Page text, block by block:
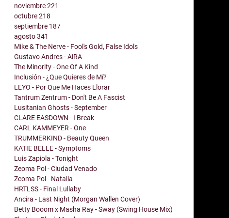
noviembre221
octubre218
septiembre 187
agosto341
Mike & The Nerve - Fool's Gold, False Idols
Gustavo Andres - AiRA
The Minority - One Of A Kind
Inclusión - ¿Que Quieres de Mí?
LEYO - Por Que Me Haces Llorar
Tantrum Zentrum - Don't Be A Fascist
Lusitanian Ghosts - September
CLARE EASDOWN - I Break
CARL KAMMEYER - One
TRUMMERKIND - Beauty Queen
KATIE BELLE - Symptoms
Luis Zapiola - Tonight
Zeoma Pol - Ciudad Venado
Zeoma Pol - Natalia
HRTLSS - Final Lullaby
Ancira - Last Night (Morgan Wallen Cover)
Betty Booom x Masha Ray - Sway (Swing House Mix)